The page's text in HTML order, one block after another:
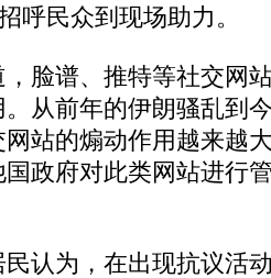
呼民众到现场助力。
谱、推特等社交网
从前年的伊朗骚乱到
站的煽动作用越来越
政府对此类网站进行
为，在出现抗议活